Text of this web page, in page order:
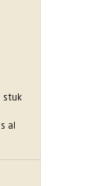
stuk
al